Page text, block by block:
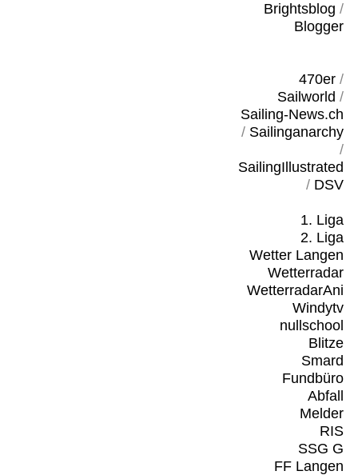
Brightsblog /
Blogger
470er/
Sailworld /
Sailing-News.ch
/ Sailinganarchy
/
SailingIllustrated
/ DSV
1. Liga
2. Liga
Wetter Langen
Wetterradar
WetterradarAni
Windytv
nullschool
Blitze
Smard
Fundbüro
Abfall
Melder
RIS
SSG G
FF Langen